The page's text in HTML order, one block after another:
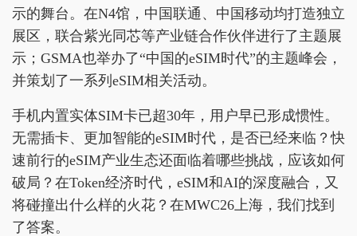
示的舞台。在N4馆，中国联通、中国移动均打造独立
展区，联合紫光同芯等产业链合作伙伴进行了主题展
示；GSMA也举办了“中国的eSIM时代”的主题峰会，
并策划了一系列eSIM相关活动。
手机内置实体SIM卡已超30年，用户早已形成惯性。
无需插卡、更加智能的eSIM时代，是否已经来临？快
速前行的eSIM产业生态还面临着哪些挑战，应该如何
破局？在Token经济时代，eSIM和AI的深度融合，又
将碰撞出什么样的火花？在MWC26上海，我们找到
了答案。